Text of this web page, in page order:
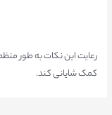
رعایت این نکات به طور
کمک شایانی کند.